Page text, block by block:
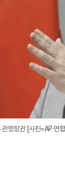
방장관 [사진=AP·연